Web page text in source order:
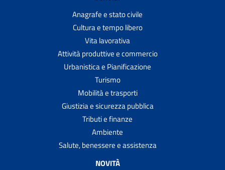
Anagrafe e stato civile
Cultura e tempo libero
Vita lavorativa
Attività produttive e commercio
Urbanistica e Pianificazione
Turismo
Mobilità e trasporti
Giustizia e sicurezza pubblica
Tributi e finanze
Ambiente
Salute, benessere e assistenza
NOVITÀ